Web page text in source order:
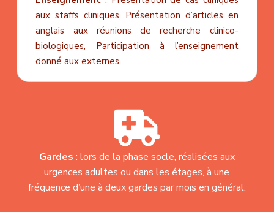
aux staffs cliniques, Présentation d’articles en
anglais aux réunions de recherche clinico-
biologiques, Participation à l’enseignement
donné aux externes.

Gardes : lors de la phase socle, réalisées aux
urgences adultes ou dans les étages, à une
fréquence d’une à deux gardes par mois en général.